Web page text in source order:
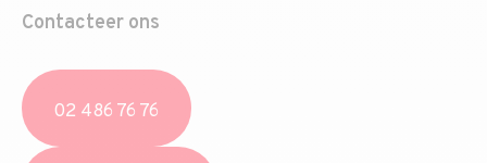
Contacteer ons
02 486 76 76